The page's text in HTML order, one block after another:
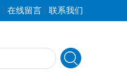
| 在线留言 | 联系我们